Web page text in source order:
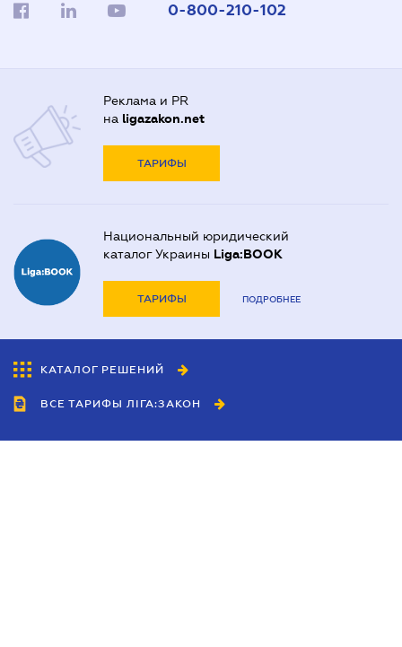
0-800-210-102
Реклама и PR
на ligazakon.net
ТАРИФЫ
Национальный юридический
каталог Украины Liga:BOOK
ТАРИФЫ ПОДРОБНЕЕ
КАТАЛОГ РЕШЕНИЙ
ВСЕ ТАРИФЫ ЛІГА:ЗАКОН